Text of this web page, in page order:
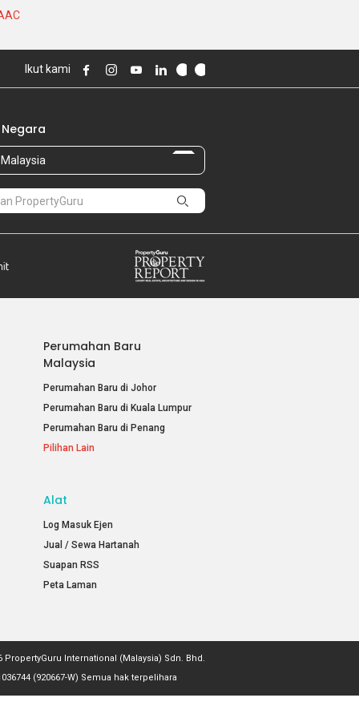
Ikut kami
Malaysia
Perumahan Baru
Malaysia
Perumahan Baru di Johor
Perumahan Baru di Kuala Lumpur
Perumahan Baru di Penang
Pilihan Lain
Alat
Log Masuk Ejen
Jual / Sewa Hartanah
Suapan RSS
Peta Laman
PropertyGuru International (Malaysia) Sdn. Bhd.
(920667-W) Semua hak terpelihara